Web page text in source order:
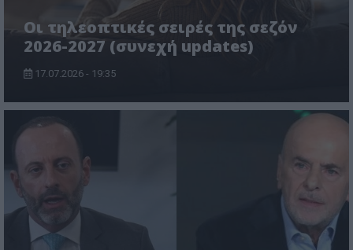
Οι τηλεοπτικές σειρές της σεζόν
2026-2027 (συνεχή updates)
17.07.2026 - 19:35